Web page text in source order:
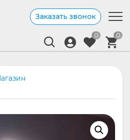
Заказать звонок
0 0